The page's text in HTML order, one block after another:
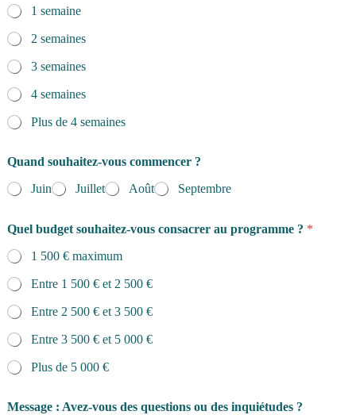
1 semaine
2 semaines
3 semaines
4 semaines
Plus de 4 semaines
Quand souhaitez-vous commencer ?
Juin
Juillet Août Septembre
Quel budget souhaitez-vous consacrer au programme ? *
1 500 € maximum
Entre 1 500 € et 2 500 €
Entre 2 500 € et 3 500 €
Entre 3 500 € et 5 000 €
Plus de 5 000 €
Message : Avez-vous des questions ou des inquiétudes ?